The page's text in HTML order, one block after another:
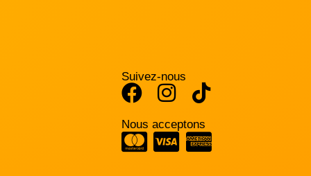
Suivez-nous
Nous acceptons